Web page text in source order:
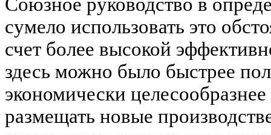
сумело использовать это
счет более высокой
здесь можно было быстрее
экономически
размещать новые